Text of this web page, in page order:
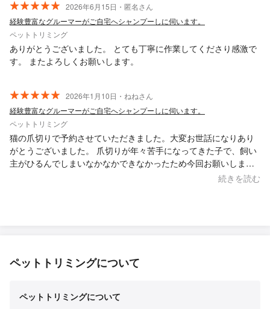
2026年6月15日・匿名さん
経験豊富なグルーマーがご自宅へシャンプーしに伺います。
ペットトリミング
ありがとうございました。 とても丁寧に作業してくださり感激で
す。 またよろしくお願いします。
2026年1月10日・ねねさん
経験豊富なグルーマーがご自宅へシャンプーしに伺います。
ペットトリミング
猫の爪切りで予約させていただきました。大変お世話になりあり
がとうございました。 爪切りが年々苦手になってきた子で、飼い
主がひるんでしまいなかなかできなかったため今回お願いしまし
たが、猫が逃げたり怒ったりで大変ご迷惑をお掛けした中、根気
を伸ばして寛いで過ごしており、本人もスッキリしている様子で
ろしければまたどうぞよろしくお願いいたします。
続きを読む
ペットトリミングについて
ペットトリミングについて